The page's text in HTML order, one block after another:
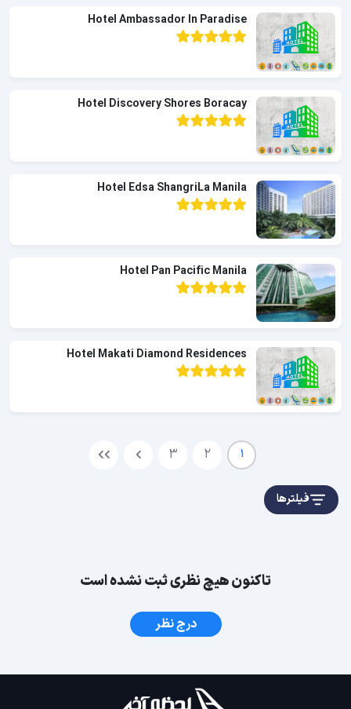
Hotel Ambassador In Paradise
Hotel Discovery Shores Boracay
Hotel Edsa ShangriLa Manila
Hotel Pan Pacific Manila
Hotel Makati Diamond Residences
1
2
3
فیلترها
تاکنون هیچ نظری ثبت نشده است
درج نظر